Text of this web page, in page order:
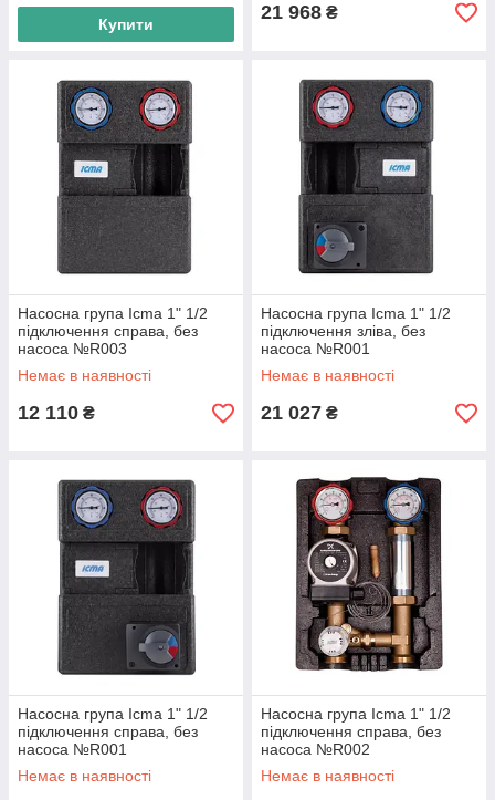
Купити
21 968 ₴
Насосна група Icma 1" 1/2
підключення справа, без
насоса №R003
Немає в наявності
12 110 ₴
Насосна група Icma 1" 1/2
підключення зліва, без
насоса №R001
Немає в наявності
21 027 ₴
Насосна група Icma 1" 1/2
підключення справа, без
насоса №R001
Немає в наявності
Насосна група Icma 1" 1/2
підключення справа, без
насоса №R002
Немає в наявності